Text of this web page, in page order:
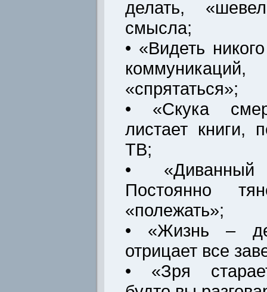
делать,
смысла;
• «Видеть
«спрятаться»;
• «Скука
листает книги,
ТВ;
•
Постоянно
«полежать»;
• «Жизнь –
отрицает все
• «Зря